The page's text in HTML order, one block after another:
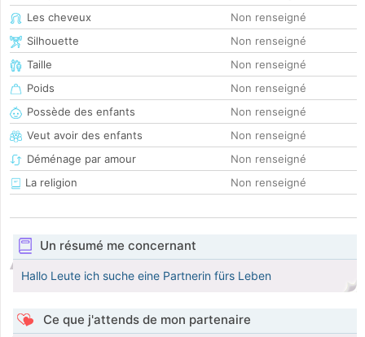
Les cheveux
Non renseigné
Silhouette
Non renseigné
Taille
Non renseigné
Poids
Non renseigné
Possède des enfants
Non renseigné
Veut avoir des enfants
Non renseigné
Déménage par amour
Non renseigné
La religion
Non renseigné
Un résumé me concernant
Hallo Leute ich suche eine Partnerin fürs Leben
Ce que j'attends de mon partenaire